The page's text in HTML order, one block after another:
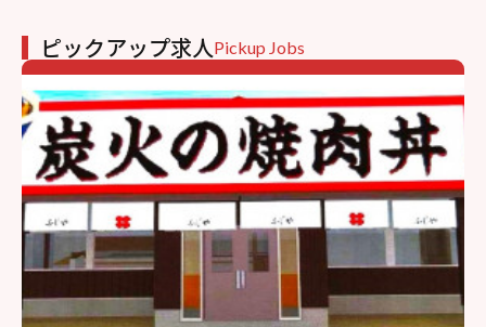
ピックアップ求人Pickup Jobs